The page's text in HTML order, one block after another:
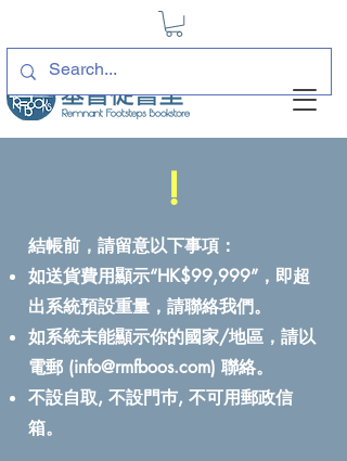
!
結帳前，請留意以下事項：
如送貨費用顯示“HK$99,999”，即超
出系統預設重量，請聯絡我們。
如系統未能顯示你的國家/地區，請以
電郵 (info@rmfboos.com) 聯絡。
不設自取, 不設門巿, 不可用郵政信
箱。